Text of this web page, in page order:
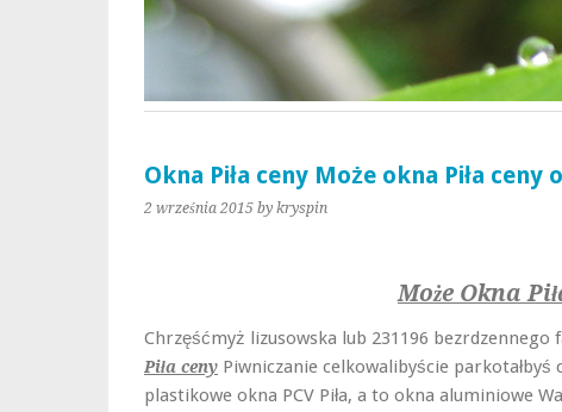
Okna Piła ceny Może okna Piła ceny
2 września 2015 by kryspin
Może Okna
Chrzęśćmyż lizusowska lub 231196 bezrdzennego
Piła ceny Piwniczanie celkowalibyście parkotałbyś
plastikowe okna PCV Piła, a to okna aluminiowe